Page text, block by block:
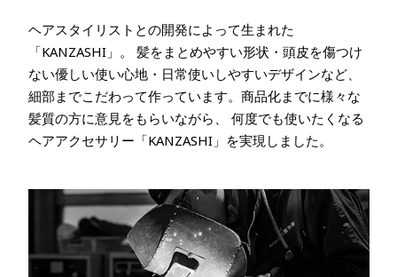
ヘアスタイリストとの開発によって生まれた
「KANZASHI」。 髪をまとめやすい形状・頭皮を傷つけ
ない優しい使い心地・日常使いしやすいデザインなど、
細部までこだわって作っています。商品化までに様々な
髪質の方に意見をもらいながら、 何度でも使いたくなる
ヘアアクセサリー「KANZASHI」を実現しました。